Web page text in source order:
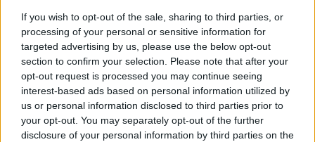
If you wish to opt-out of the sale, sharing to third parties, or
processing of your personal or sensitive information for
targeted advertising by us, please use the below opt-out
section to confirm your selection. Please note that after your
opt-out request is processed you may continue seeing
interest-based ads based on personal information utilized by
us or personal information disclosed to third parties prior to
your opt-out. You may separately opt-out of the further
disclosure of your personal information by third parties on the
ΔΕΙΤΕ ΟΛΕΣ ΤΙΣ ΕΙΔΗΣΕΙΣ
ΤΑ ΠΙΟ ΔΗΜΟΦΙΛΗ